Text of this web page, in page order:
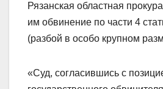
Рязанская областная
им обвинение по части 4
(разбой в особо крупном
«Суд, согласившись с